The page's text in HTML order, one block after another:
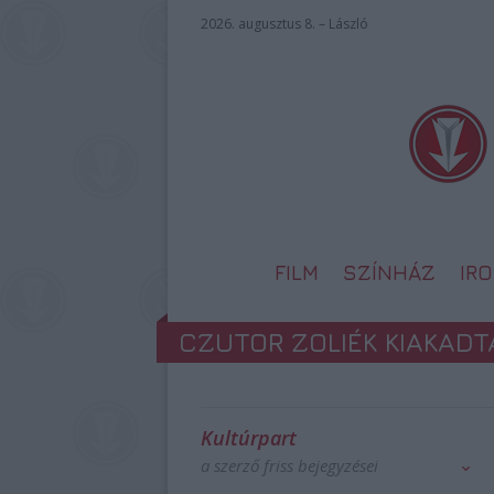
2026. augusztus 8. – László
FILM SZÍNHÁZ
CZUTOR ZOLIÉK
Kultúrpart
a szerző friss bejegyzései